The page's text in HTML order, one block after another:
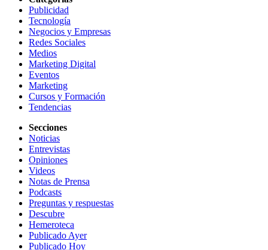
Publicidad
Tecnología
Negocios y Empresas
Redes Sociales
Medios
Marketing Digital
Eventos
Marketing
Cursos y Formación
Tendencias
Secciones
Noticias
Entrevistas
Opiniones
Videos
Notas de Prensa
Podcasts
Preguntas y respuestas
Descubre
Hemeroteca
Publicado Ayer
Publicado Hoy